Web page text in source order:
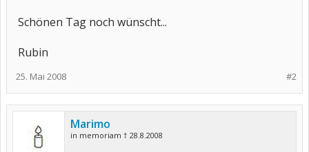
Schönen Tag noch wünscht...
Rubin
#2
25. Mai 2008
Marimo
in memoriam † 28.8.2008